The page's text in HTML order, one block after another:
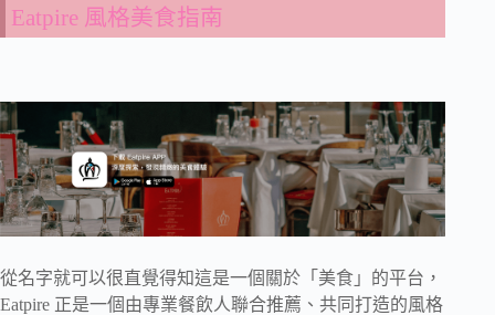
Eatpire 風格美食指南
從名字就可以很直覺得知這是一個關於「美食」的平台，
Eatpire 正是一個由專業餐飲人聯合推薦、共同打造的風格